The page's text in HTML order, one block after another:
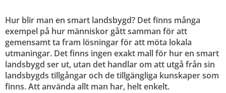
Hur blir man en smart landsbygd? Det finns många
exempel på hur människor gått samman för att
gemensamt ta fram lösningar för att möta lokala
utmaningar. Det finns ingen exakt mall för hur en smart
landsbygd ser ut, utan det handlar om att utgå från sin
landsbygds tillgångar och de tillgängliga kunskaper som
finns. Att använda allt man har, helt enkelt.